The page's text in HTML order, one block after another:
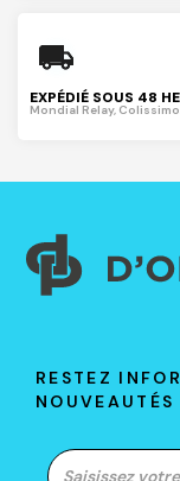
EXPÉDIÉ SOUS 48
Mondial Relay,
RESTEZ
NOUVEAUTÉS